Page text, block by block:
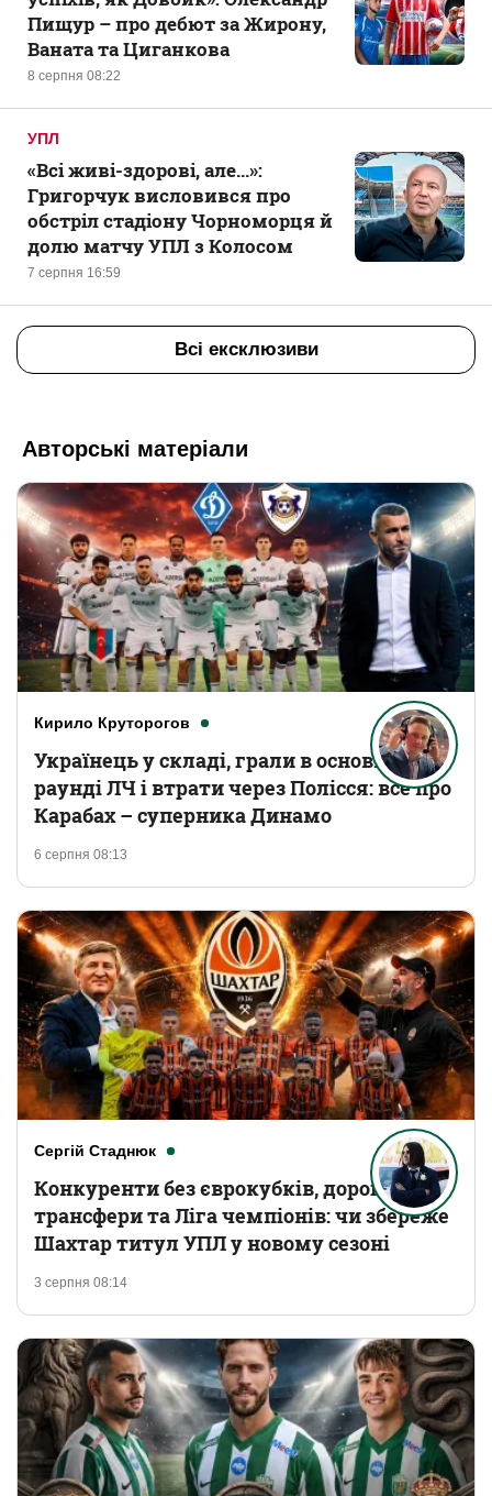
8 серпня 08:22
Пищур – про дебют за Жирону,
Ваната та Циганкова
УПЛ
7 серпня 16:59
«Всі живі-здорові, але...»:
Григорчук висловився про
обстріл стадіону Чорноморця й
долю матчу УПЛ з Колосом
Всі ексклюзиви
Авторські матеріали
Кирило Круторогов
6 серпня 08:13
Українець у складі, грали в основному
раунді ЛЧ і втрати через Полісся: все про
Карабах – суперника Динамо
Сергій Стаднюк
3 серпня 08:14
Конкуренти без єврокубків, дорогі
трансфери та Ліга чемпіонів: чи збереже
Шахтар титул УПЛ у новому сезоні